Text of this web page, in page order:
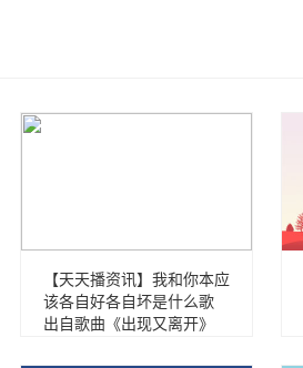
【天天播资讯】我和你本应
该各自好各自坏是什么歌
出自歌曲《出现又离开》